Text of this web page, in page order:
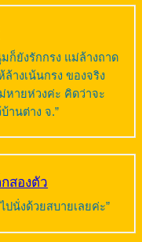
ก็ยังรักกรง แม่ล้างถาด
างเน้นกรง ของจริง
หายห่วงค่ะ คิดว่าจะ
านต่าง จ.”
สองตัว
ปนั่งด้วยสบายเลยค่ะ”